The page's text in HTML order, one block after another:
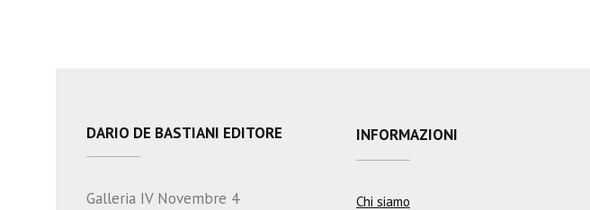
DARIO DE BASTIANI EDITORE
Galleria IV Novembre 4
INFORMAZIONI
Chi siamo